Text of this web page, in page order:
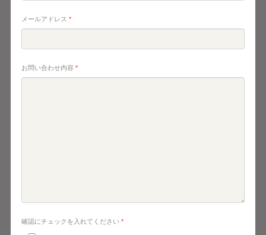
メールアドレス *
お問い合わせ内容 *
確認にチェックを入れてください *